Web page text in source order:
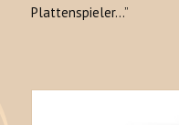
Plattenspieler…”